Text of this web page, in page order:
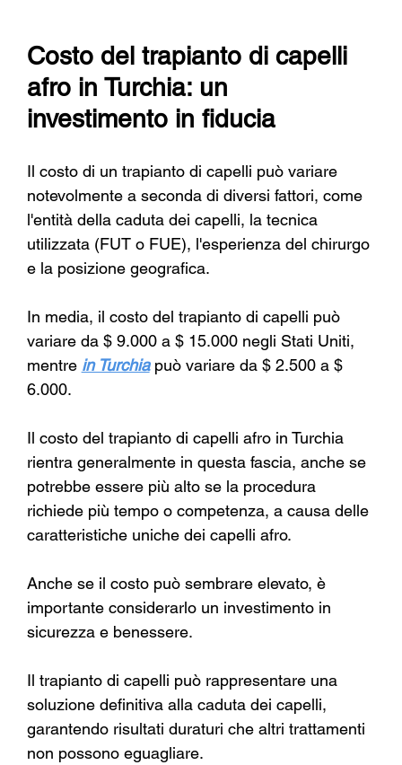
Costo del trapianto di capelli
afro in Turchia: un
investimento in fiducia
Il costo di un trapianto di capelli può variare
notevolmente a seconda di diversi fattori, come
l'entità della caduta dei capelli, la tecnica
utilizzata (FUT o FUE), l'esperienza del chirurgo
e la posizione geografica.
In media, il costo del trapianto di capelli può
variare da $ 9.000 a $ 15.000 negli Stati Uniti,
mentre in Turchia può variare da $ 2.500 a $
6.000.
Il costo del trapianto di capelli afro in Turchia
rientra generalmente in questa fascia, anche se
potrebbe essere più alto se la procedura
richiede più tempo o competenza, a causa delle
caratteristiche uniche dei capelli afro.
Anche se il costo può sembrare elevato, è
importante considerarlo un investimento in
sicurezza e benessere.
Il trapianto di capelli può rappresentare una
soluzione definitiva alla caduta dei capelli,
garantendo risultati duraturi che altri trattamenti
non possono eguagliare.